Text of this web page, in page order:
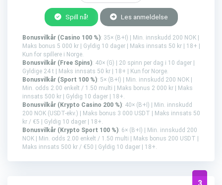
Spill nå! Les anmeldelse
Bonusvilkår (Casino 100 %): 35× (B+I) | Min. innskudd 200 NOK |
Maks bonus 5 000 kr | Gyldig 10 dager | Maks innsats 50 kr | 18+ |
Kun for spillere i Norge.
Bonusvilkår (Free Spins): 40× (G) | 20 spinn per dag i 10 dager |
Gyldige 24 t | Maks innsats 50 kr | 18+ | Kun for Norge.
Bonusvilkår (Sport 100 %): 5× (B+I) | Min. innskudd 200 NOK |
Min. odds 2.00 enkelt / 1.50 multi | Maks bonus 2 000 kr | Maks
innsats 500 kr | Gyldig 10 dager | 18+.
Bonusvilkår (Krypto Casino 200 %): 40× (B+I) | Min. innskudd
200 NOK (USDT-ekv.) | Maks bonus 3 000 USDT | Maks innsats 50
kr / €5 | Gyldig 10 dager | 18+.
Bonusvilkår (Krypto Sport 100 %): 6× (B+I) | Min. innskudd 200
NOK | Min. odds 2.00 enkelt / 1.50 multi | Maks bonus 200 USDT |
Maks innsats 500 kr / €50 | Gyldig 10 dager | 18+.